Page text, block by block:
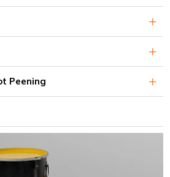
Peening